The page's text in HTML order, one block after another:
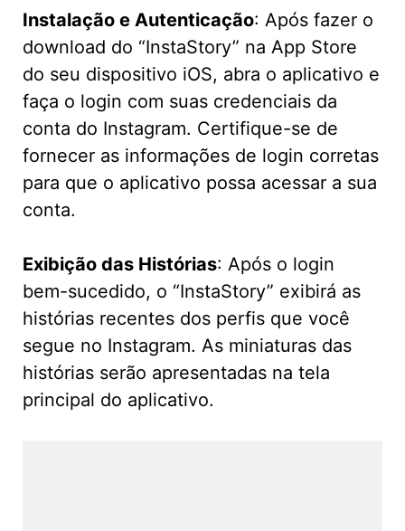
Instalação e Autenticação: Após fazer o
download do “InstaStory” na App Store
do seu dispositivo iOS, abra o aplicativo e
faça o login com suas credenciais da
conta do Instagram. Certifique-se de
fornecer as informações de login corretas
para que o aplicativo possa acessar a sua
conta.
Exibição das Histórias: Após o login
bem-sucedido, o “InstaStory” exibirá as
histórias recentes dos perfis que você
segue no Instagram. As miniaturas das
histórias serão apresentadas na tela
principal do aplicativo.